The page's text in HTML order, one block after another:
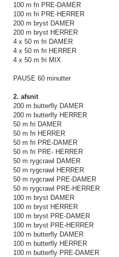
100 m fri PRE-DAMER
100 m fri PRE-HERRER
200 m bryst DAMER
200 m bryst HERRER
4 x 50 m fri DAMER
4 x 50 m fri HERRER
4 x 50 m fri MIX
PAUSE 60 minutter
2. afsnit
200 m butterfly DAMER
200 m butterfly HERRER
50 m fri DAMER
50 m fri HERRER
50 m fri PRE-DAMER
50 m fri PRE- HERRER
50 m rygcrawl DAMER
50 m rygcrawl HERRER
50 m rygcrawl PRE-DAMER
50 m rygcrawl PRE-HERRER
100 m bryst DAMER
100 m bryst HERRER
100 m bryst PRE-DAMER
100 m bryst PRE-HERRER
100 m butterfly DAMER
100 m butterfly HERRER
100 m butterfly PRE-DAMER